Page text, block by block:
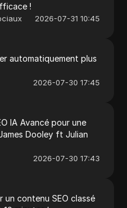
!
2026-07-31 10:45
automatiquement plus
2026-07-30 17:45
IA Avancé pour une
Dooley ft Julian
2026-07-30 17:43
contenu SEO classé